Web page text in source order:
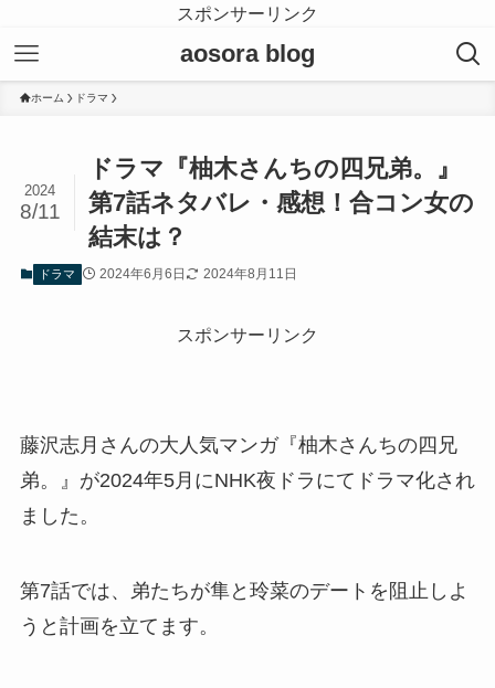
スポンサーリンク
aosora blog
ホーム ドラマ
ドラマ『柚木さんちの四兄弟。』
第7話ネタバレ・感想！合コン女の
結末は？
2024
8/11
ドラマ 2024年6月6日 2024年8月11日
スポンサーリンク
藤沢志月さんの大人気マンガ『柚木さんちの四兄
弟。』が2024年5月にNHK夜ドラにてドラマ化され
ました。
第7話では、弟たちが隼と玲菜のデートを阻止しよ
うと計画を立てます。